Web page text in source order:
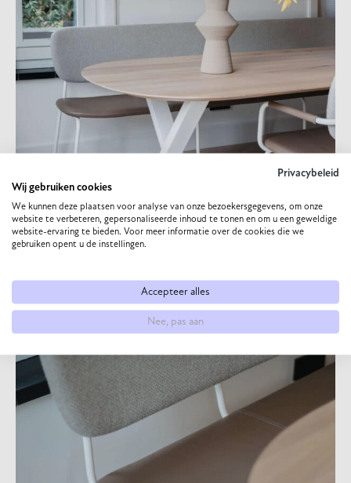
Privacybeleid
Wij gebruiken cookies
We kunnen deze plaatsen voor analyse van onze bezoekersgegevens, om onze
website te verbeteren, gepersonaliseerde inhoud te tonen en om u een geweldige
website-ervaring te bieden. Voor meer informatie over de cookies die we
gebruiken opent u de instellingen.
Accepteer alles
Nee, pas aan